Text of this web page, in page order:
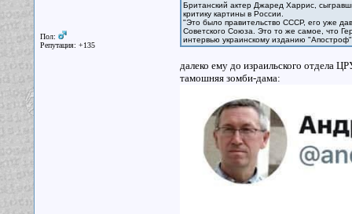
Пол:
Репутация: +135
Британский актер Джаред Харрис,
критику картины в России.
"Это было правительство СССР, его уже
Советского Союза. Это то же самое, что
интервью украинскому изданию
далеко ему до израильского отдела
тамошняя зомби-дама: